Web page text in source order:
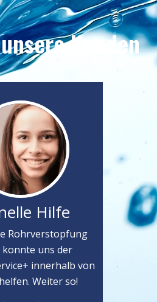
Kunden
Hilfe
Rohrverstopfung
uns der
innerhalb von
Weiter so!